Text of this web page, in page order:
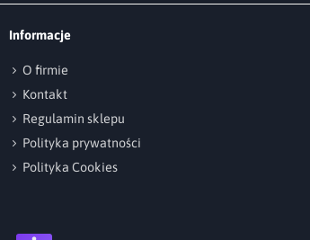
Informacje
O firmie
Kontakt
Regulamin sklepu
Polityka prywatności
Polityka Cookies